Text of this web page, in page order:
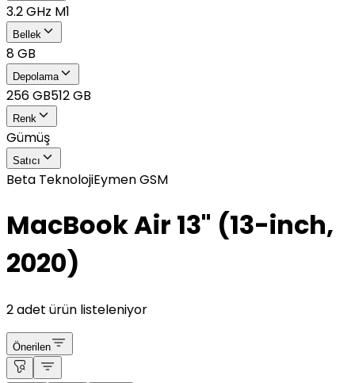
3.2 GHz M1
Bellek
8 GB
Depolama
256 GB512 GB
Renk
Gümüş
Satıcı
Beta TeknolojiEymen GSM
MacBook Air 13" (13-inch,
2020)
2 adet ürün listeleniyor
Önerilen